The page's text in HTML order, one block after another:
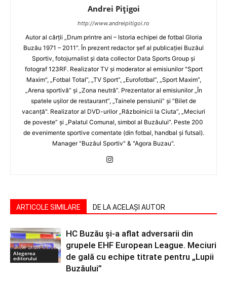
Andrei Pițigoi
http://www.andreipitigoi.ro
Autor al cărţii „Drum printre ani – Istoria echipei de fotbal Gloria
Buzău 1971 – 2011”. În prezent redactor şef al publicaţiei Buzăul
Sportiv, fotojurnalist şi data collector Data Sports Group şi
fotograf 123RF. Realizator TV şi moderator al emisiunilor "Sport
Maxim", „Fotbal Total”, „TV Sport”, „Eurofotbal”, „Sport Maxim”,
„Arena sportivă” şi „Zona neutră”. Prezentator al emisiunilor „În
spatele uşilor de restaurant”, „Tainele pensiunii” şi "Bilet de
vacanţă". Realizator al DVD-urilor „Războinicii la Ciuta”, „Meciuri
de poveste” şi „Palatul Comunal, simbol al Buzăului”. Peste 200
de evenimente sportive comentate (din fotbal, handbal şi futsal).
Manager "Buzăul Sportiv" & "Agora Buzau".
ARTICOLE SIMILARE DE LA ACELAȘI AUTOR
Alegerea
editorului
HC Buzău și-a aflat adversarii din
grupele EHF European League. Meciuri
de gală cu echipe titrate pentru „Lupii
Buzăului”